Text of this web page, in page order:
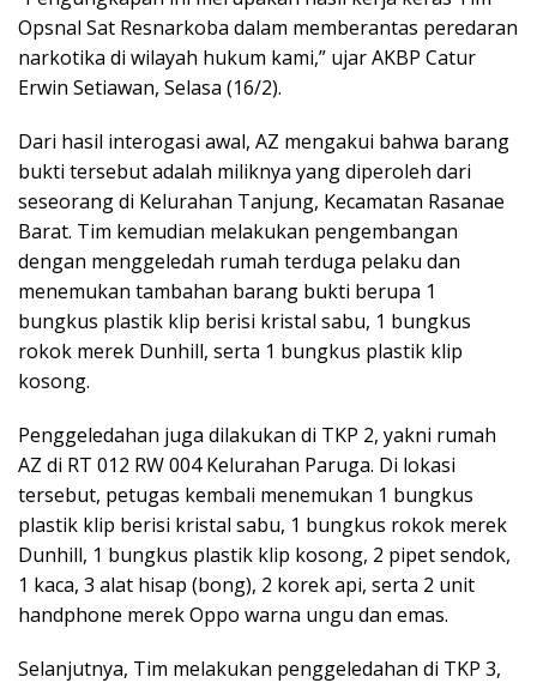
Opsnal Sat Resnarkoba dalam memberantas peredaran
narkotika di wilayah hukum kami,” ujar AKBP Catur
Erwin Setiawan, Selasa (16/2).
Dari hasil interogasi awal, AZ mengakui bahwa barang
bukti tersebut adalah miliknya yang diperoleh dari
seseorang di Kelurahan Tanjung, Kecamatan Rasanae
Barat. Tim kemudian melakukan pengembangan
dengan menggeledah rumah terduga pelaku dan
menemukan tambahan barang bukti berupa 1
bungkus plastik klip berisi kristal sabu, 1 bungkus
rokok merek Dunhill, serta 1 bungkus plastik klip
kosong.
Penggeledahan juga dilakukan di TKP 2, yakni rumah
AZ di RT 012 RW 004 Kelurahan Paruga. Di lokasi
tersebut, petugas kembali menemukan 1 bungkus
plastik klip berisi kristal sabu, 1 bungkus rokok merek
Dunhill, 1 bungkus plastik klip kosong, 2 pipet sendok,
1 kaca, 3 alat hisap (bong), 2 korek api, serta 2 unit
handphone merek Oppo warna ungu dan emas.
Selanjutnya, Tim melakukan penggeledahan di TKP 3,